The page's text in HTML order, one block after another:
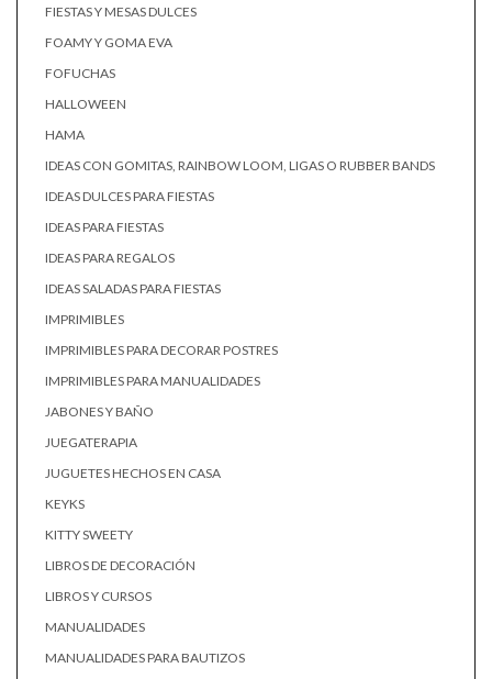
FIESTAS Y MESAS DULCES
FOAMY Y GOMA EVA
FOFUCHAS
HALLOWEEN
HAMA
IDEAS CON GOMITAS, RAINBOW LOOM, LIGAS O RUBBER BANDS
IDEAS DULCES PARA FIESTAS
IDEAS PARA FIESTAS
IDEAS PARA REGALOS
IDEAS SALADAS PARA FIESTAS
IMPRIMIBLES
IMPRIMIBLES PARA DECORAR POSTRES
IMPRIMIBLES PARA MANUALIDADES
JABONES Y BAÑO
JUEGATERAPIA
JUGUETES HECHOS EN CASA
KEYKS
KITTY SWEETY
LIBROS DE DECORACIÓN
LIBROS Y CURSOS
MANUALIDADES
MANUALIDADES PARA BAUTIZOS